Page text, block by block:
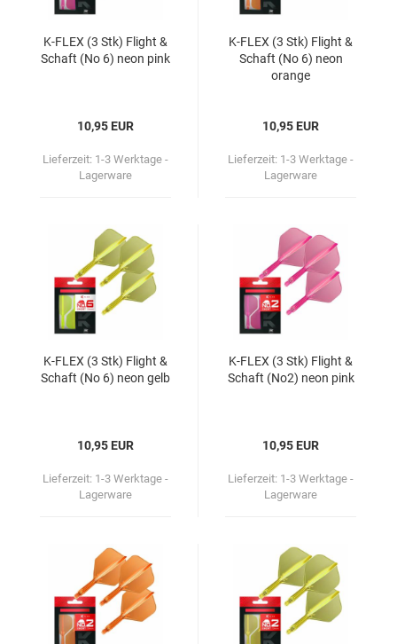
K-​FLEX (3 Stk) Flight &
Schaft (No 6) neon pink
10,95 EUR
Lieferzeit: 1-3 Werktage -
Lagerware
K-​FLEX (3 Stk) Flight &
Schaft (No 6) neon
oran­ge
10,95 EUR
Lieferzeit: 1-3 Werktage -
Lagerware
K-​FLEX (3 Stk) Flight &
Schaft (No 6) neon gelb
10,95 EUR
Lieferzeit: 1-3 Werktage -
Lagerware
K-​FLEX (3 Stk) Flight &
Schaft (No2) neon pink
10,95 EUR
Lieferzeit: 1-3 Werktage -
Lagerware